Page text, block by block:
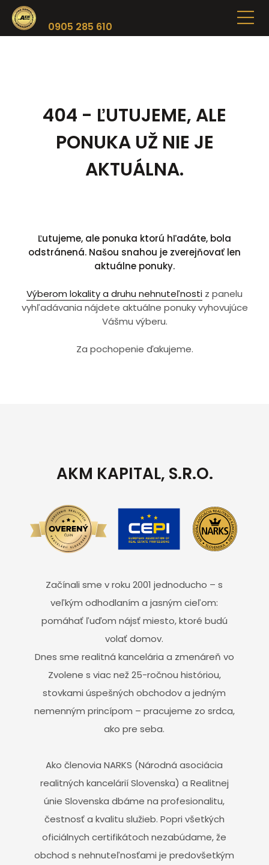
0905 285 610
404 - ĽUTUJEME, ALE
PONUKA UŽ NIE JE
AKTUÁLNA.
Ľutujeme, ale ponuka ktorú hľadáte, bola
odstránená. Našou snahou je zverejňovať len
aktuálne ponuky.
Výberom lokality a druhu nehnuteľnosti z panelu
vyhľadávania nájdete aktuálne ponuky vyhovujúce
Vášmu výberu.
Za pochopenie ďakujeme.
AKM KAPITAL, S.R.O.
Začínali sme v roku 2001 jednoducho – s
veľkým odhodlaním a jasným cieľom:
pomáhať ľuďom nájsť miesto, ktoré budú
volať domov.
Dnes sme realitná kancelária a zmenáreň vo
Zvolene s viac než 25-ročnou históriou,
stovkami úspešných obchodov a jedným
nemenným princípom – pracujeme zo srdca,
ako pre seba.
Ako členovia NARKS (Národná asociácia
realitných kancelárií Slovenska) a Realitnej
únie Slovenska dbáme na profesionalitu,
čestnosť a kvalitu služieb. Popri všetkých
oficiálnych certifikátoch nezabúdame, že
obchod s nehnuteľnosťami je predovšetkým